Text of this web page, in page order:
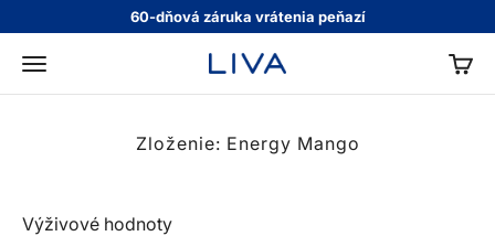
Preskočiť na obsah60-dňová záruka vrátenia peňazí
Menu LIVA
Zloženie: Energy Mango
Výživové hodnoty